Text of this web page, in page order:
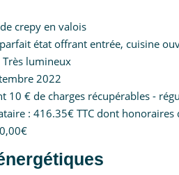
crepy en valois
état offrant entrée, cuisine
Très lumineux
2022
10 € de charges récupérables -
: 416.35€ TTC dont honoraires